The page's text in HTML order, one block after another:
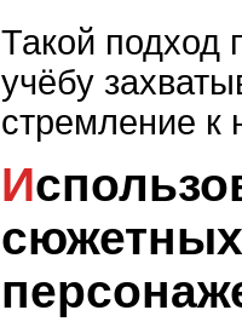
Такой подход
учёбу
стремление к
Использование